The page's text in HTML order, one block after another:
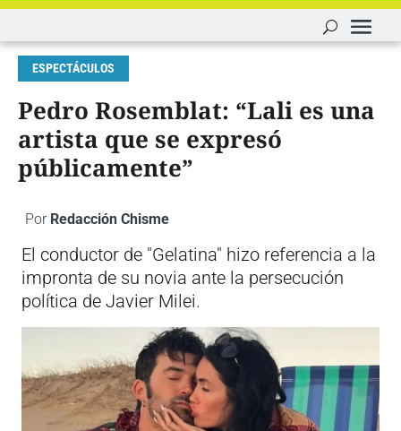
ESPECTÁCULOS
Pedro Rosemblat: “Lali es una
artista que se expresó
públicamente”
Por Redacción Chisme
El conductor de "Gelatina" hizo referencia a la
impronta de su novia ante la persecución
política de Javier Milei.